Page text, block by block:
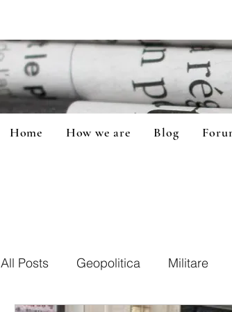
Home How we are Blog
All Posts Geopolitica Militare